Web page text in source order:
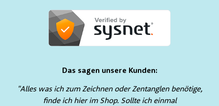
Das sagen unsere Kunden:
"Alles was ich zum Zeichnen oder Zentanglen benötige,
finde ich hier im Shop. Sollte ich einmal